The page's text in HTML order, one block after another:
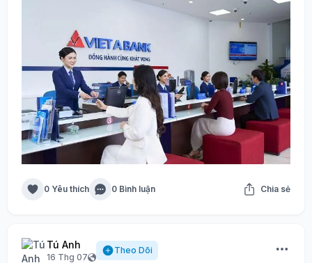
0 Yêu thích 0 Bình luận Chia sẻ
Tú Anh
16 Thg 07
Theo Dõi